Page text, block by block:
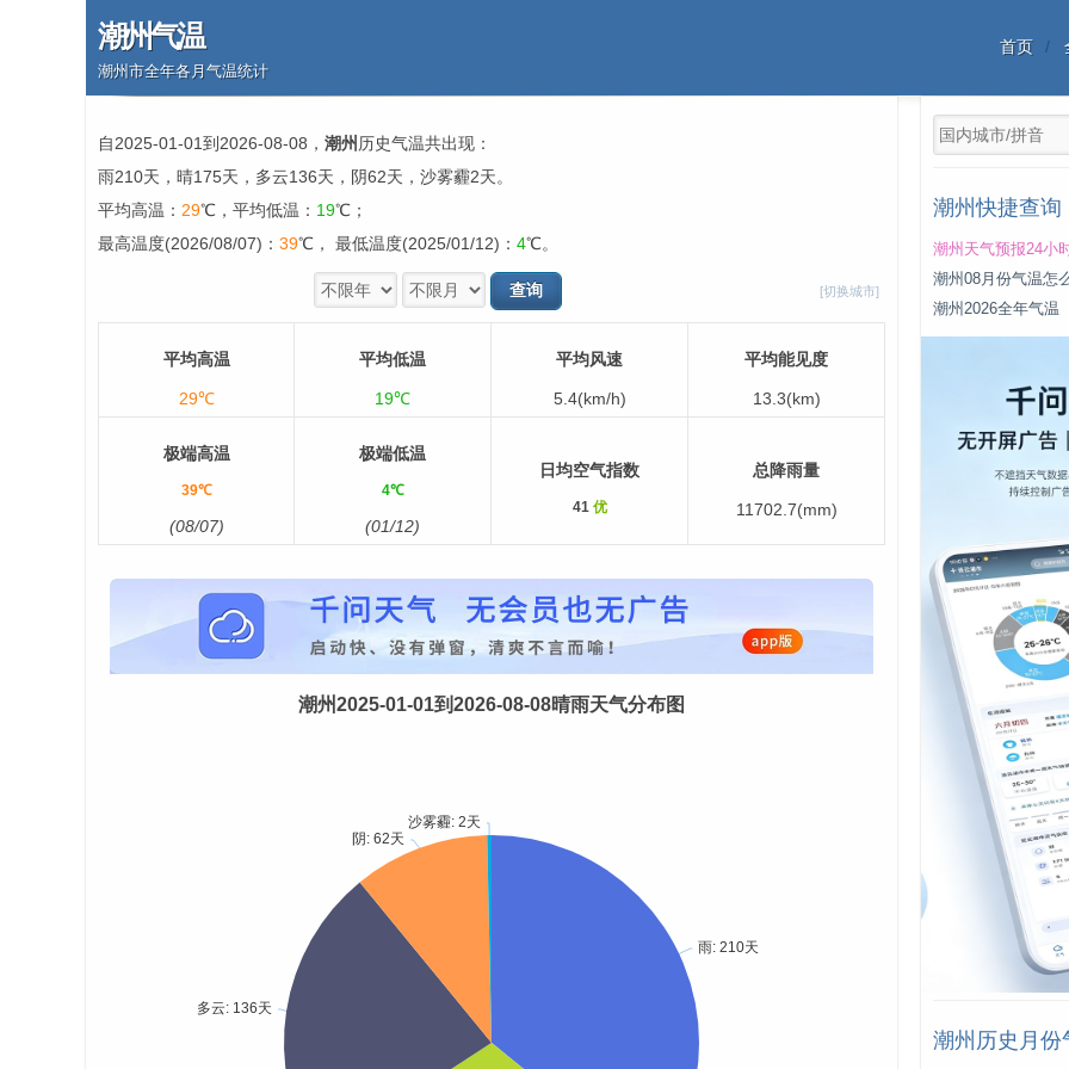
潮州气温
潮州市全年各月气温统计
首页
自2025-01-01到2026-08-08， 潮州 历史气温共出现：
雨210天，晴175天，多云136天，阴62天，沙雾霾2天。
平均高温： 29℃，平均低温： 19℃；
最高温度(2026/08/07)： 39℃， 最低温度(2025/01/12)： 4℃。
[切换城市]
平均高温
29℃
平均低温
19℃
平均风速
5.4(km/h)
平均能见度
13.3(km)
极端高温
39℃
(08/07)
极端低温
4℃
(01/12)
日均空气指数
41 优
总降雨量
11702.7(mm)
潮州2025-01-01到2026-08-08晴雨天气分布图
潮州快捷查询
潮州天气预报24小
潮州08月份气温怎
潮州2026全年气温
潮州历史月份